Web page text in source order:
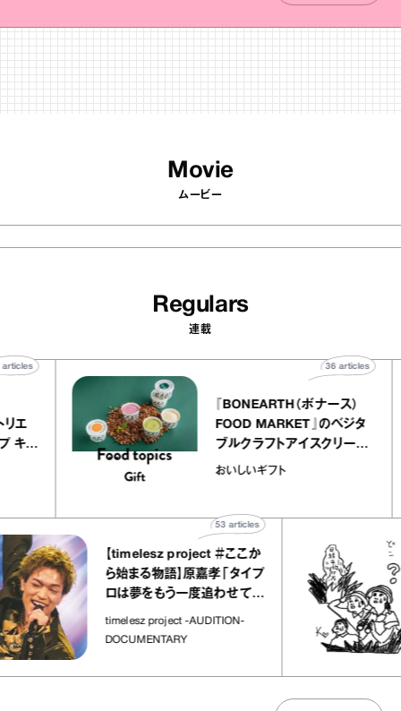
Movie
ムービー
Regulars
連載
アトリエ
レープ キャ
40articles
『BONEARTH（ボナース）
FOOD MARKET』のベジタ
ブルクラフトアイスクリーム
｜真野知子の「おいしいギ
おいしいギフト
36articles
【timelesz project ＃ここか
ら始まる物語】原嘉孝「タイプ
ロは夢をもう一度追わせてく
timelesz project -AUDITION-
DOCUMENTARY
articles